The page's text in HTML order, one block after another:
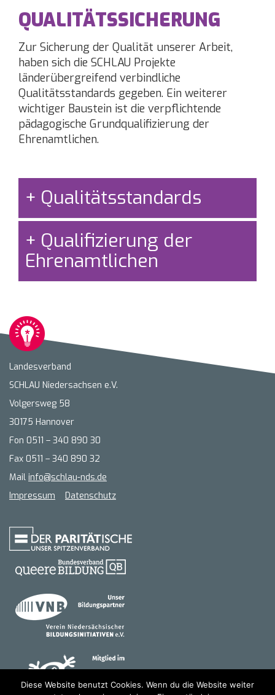
QUALITÄTSSICHERUNG
Zur Sicherung der Qualität unserer Arbeit,
haben sich die SCHLAU Projekte
länderübergreifend verbindliche
Qualitätsstandards gegeben. Ein weiterer
wichtiger Baustein ist die verpflichtende
pädagogische Grundqualifizierung der
Ehrenamtlichen.
Qualitätsstandards
Qualifizierung der
Ehrenamtlichen
Landesverband
SCHLAU Niedersachsen e.V.
Volgersweg 58
30175 Hannover
Fon 0511 – 340 890 30
Fax 0511 – 340 890 32
Mail info@schlau-nds.de
Impressum
Datenschutz
Diese Website benutzt Cookies. Wenn du die Website weiter